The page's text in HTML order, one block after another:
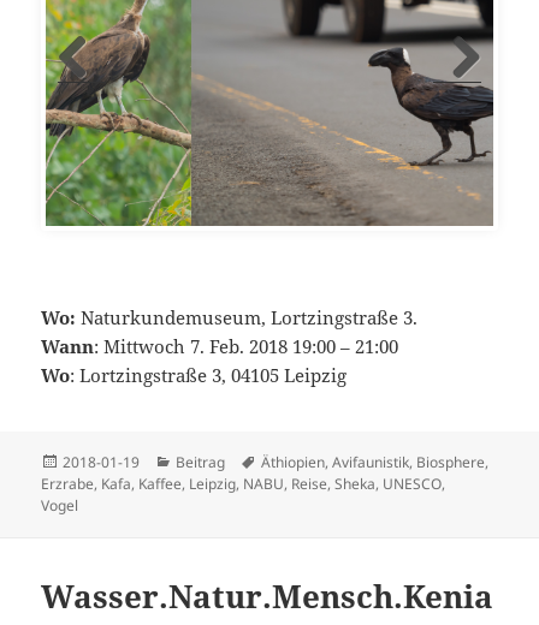
Erzrabe, Sehr Unerschrocken
Wo: Naturkundemuseum, Lortzingstraße 3.
Wann: Mittwoch 7. Feb. 2018 19:00 – 21:00
Wo: Lortzingstraße 3, 04105 Leipzig
Veröffentlicht
am
2018-01-19 Kategorien
Beitrag Schlagwörter
Äthiopien,Avifaunistik, Biosphere,
Erzrabe, Kafa, Kaffee, Leipzig, NABU, Reise,Sheka, UNESCO,
Vogel
Wasser.Natur.Mensch.Kenia